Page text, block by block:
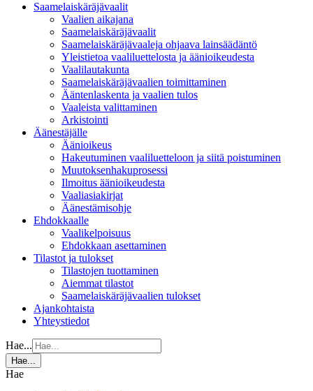
Saamelaiskäräjävaalit
Vaalien aikajana
Saamelaiskäräjävaalit
Saamelaiskäräjävaaleja ohjaava lainsäädäntö
Yleistietoa vaaliluettelosta ja äänioikeudesta
Vaalilautakunta
Saamelaiskäräjävaalien toimittaminen
Ääntenlaskenta ja vaalien tulos
Vaaleista valittaminen
Arkistointi
Äänestäjälle
Äänioikeus
Hakeutuminen vaaliluetteloon ja siitä poistuminen
Muutoksenhakuprosessi
Ilmoitus äänioikeudesta
Vaaliasiakirjat
Äänestämisohje
Ehdokkaalle
Vaalikelpoisuus
Ehdokkaan asettaminen
Tilastot ja tulokset
Tilastojen tuottaminen
Aiemmat tilastot
Saamelaiskäräjävaalien tulokset
Ajankohtaista
Yhteystiedot
Hae...
Hae...
Hae